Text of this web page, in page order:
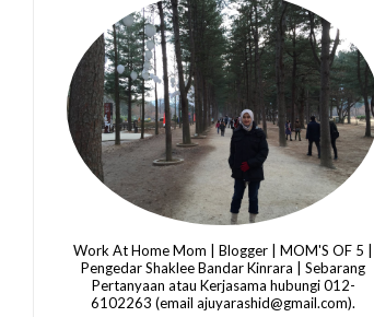
Work At Home Mom | Blogger | MOM'S OF 5 |
Pengedar Shaklee Bandar Kinrara | Sebarang
Pertanyaan atau Kerjasama hubungi 012-
6102263 (email ajuyarashid@gmail.com).